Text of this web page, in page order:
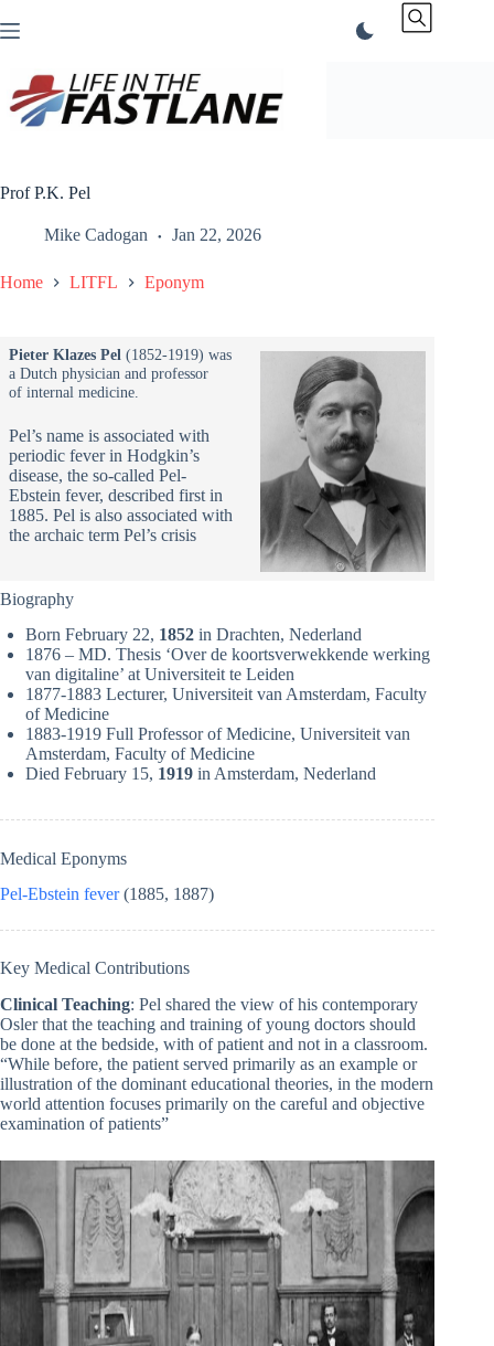
to
Prof P.K. Pel
Mike Cadogan Jan 22, 2026
Home LITFL Eponym
Pieter Klazes Pel(1852-1919) was
a Dutch physician and professor
of internal medicine.
Pel’s name is associated with
periodic fever in Hodgkin’s
disease, the so-called Pel-
Ebstein fever, described first in
1885. Pel is also associated with
the archaic term Pel’s crisis
Biography
Born February 22, 1852 in Drachten, Nederland
1876 – MD. Thesis ‘Over de koortsverwekkende werking
van digitaline’ at Universiteit te Leiden
1877-1883 Lecturer, Universiteit van Amsterdam, Faculty
of Medicine
1883-1919 Full Professor of Medicine, Universiteit van
Amsterdam, Faculty of Medicine
Died February 15, 1919 in Amsterdam, Nederland
Medical Eponyms
Pel-Ebstein fever(1885, 1887)
Key Medical Contributions
Clinical Teaching: Pel shared the view of his contemporary
Osler that the teaching and training of young doctors should
be done at the bedside, with of patient and not in a classroom.
“While before, the patient served primarily as an example or
illustration of the dominant educational theories, in the modern
world attention focuses primarily on the careful and objective
examination of patients”